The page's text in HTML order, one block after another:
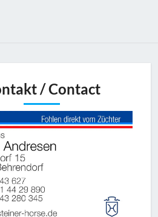
/ Contact